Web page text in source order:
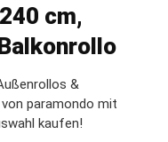
cm,
&
paramondo mit
kaufen!